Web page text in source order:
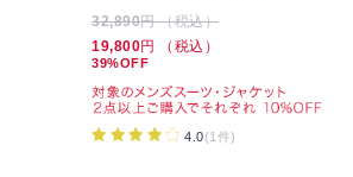
32,890円 （税込）
19,800円 （税込）
39%OFF
4.0(1件)